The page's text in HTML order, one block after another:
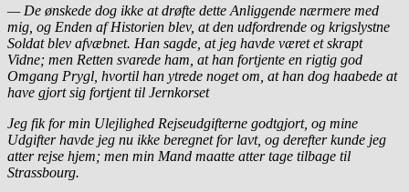
— De ønskede dog ikke at drøfte dette Anliggende nærmere med
mig, og Enden af Historien blev, at den udfordrende og krigslystne
Soldat blev afvæbnet. Han sagde, at jeg havde været et skrapt
Vidne; men Retten svarede ham, at han fortjente en rigtig god
Omgang Prygl, hvortil han ytrede noget om, at han dog haabede at
have gjort sig fortjent til Jernkorset
Jeg fik for min Ulejlighed Rejseudgifterne godtgjort, og mine
Udgifter havde jeg nu ikke beregnet for lavt, og derefter kunde jeg
atter rejse hjem; men min Mand maatte atter tage tilbage til
Strassbourg.